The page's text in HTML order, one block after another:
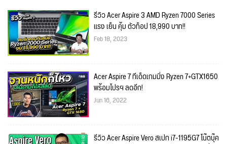
รีวิว Acer Aspire 3 AMD Ryzen 7000 Series
แรง เย็น คุ้ม ตัวท็อป 18,990 บาท!!
Feb 18, 2023
Acer Aspire 7 ทีเด็ดเกมมิ่ง Ryzen 7+GTX1650
พร้อมโปรฯ ลดอีก!
Jun 16, 2022
รีวิว Acer Aspire Vero สเปก i7-1195G7 โน๊ตบุ๊ค